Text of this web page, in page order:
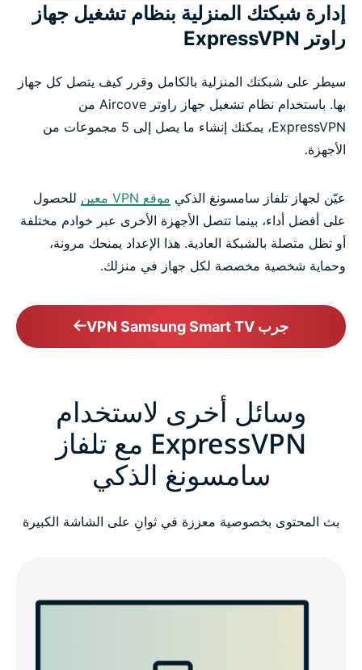
إدارة شبكتك المنزلية بنظام تشغيل جهاز
راوتر ExpressVPN
سيطر على شبكتك المنزلية بالكامل وقرر كيف يتصل كل جهاز
بها. باستخدام نظام تشغيل جهاز راوتر Aircove من
ExpressVPN، يمكنك إنشاء ما يصل إلى 5 مجموعات من
الأجهزة.
عيّن لجهاز تلفاز سامسونغ الذكي موقع VPN معين
للحصول
على أفضل أداء، بينما تتصل الأجهزة الأخرى عبر خوادم مختلفة
أو تظل متصلة بالشبكة العادية. هذا الإعداد يمنحك مرونة،
وحماية شخصية مخصصة لكل جهاز في منزلك.
جرب VPN Samsung Smart TV
وسائل أخرى لاستخدام
ExpressVPN مع تلفاز
سامسونغ الذكي
بث المحتوى بخصوصية معززة في ثوانِ على الشاشة الكبيرة